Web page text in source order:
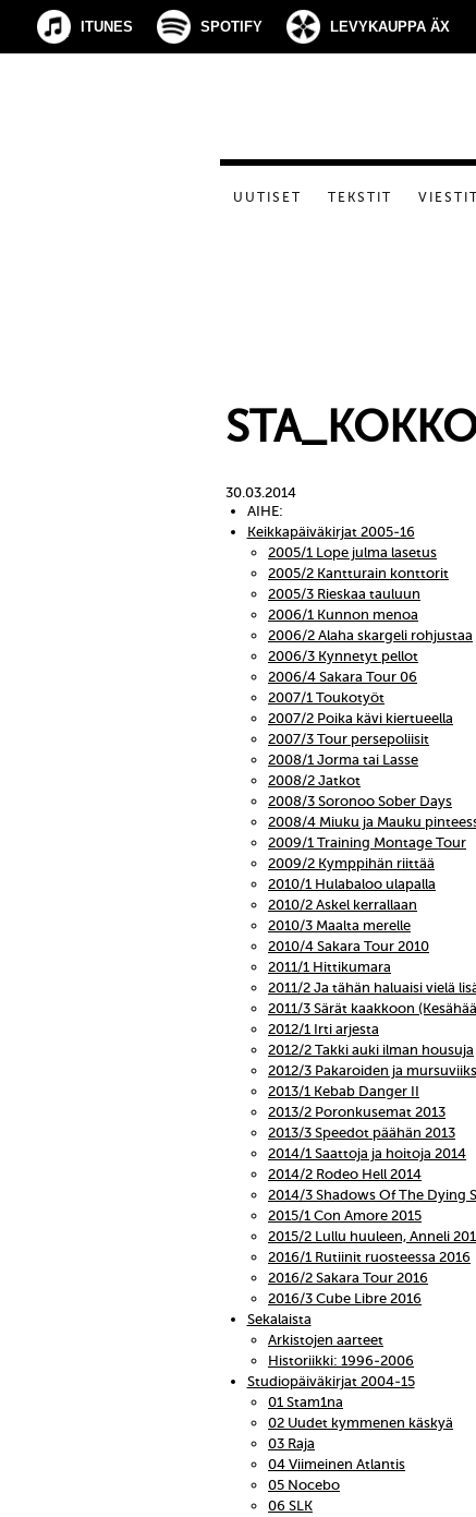
ITUNES SPOTIFY LEVYKAUPPA ÄX
UUTISET TEKSTIT VIESTIT
30.03.2014
AIHE:
Keikkapäiväkirjat 2005-16
2005/1 Lope julma lasetus
2005/2 Kantturain konttorit
2005/3 Rieskaa tauluun
2006/1 Kunnon menoa
2006/2 Alaha skargeli rohjustaa
2006/3 Kynnetyt pellot
2006/4 Sakara Tour 06
2007/1 Toukotyöt
2007/2 Poika kävi kiertueella
2007/3 Tour persepoliisit
2008/1 Jorma tai Lasse
2008/2 Jatkot
2008/3 Soronoo Sober Days
2008/4 Miuku ja Mauku
2009/1 Training Montage Tour
2009/2 Kymppihän riittää
2010/1 Hulabaloo ulapalla
2010/2 Askel kerrallaan
2010/3 Maalta merelle
2010/4 Sakara Tour 2010
2011/1 Hittikumara
2011/2 Ja tähän haluaisi vielä
2011/3 Särät kaakkoon
2012/1 Irti arjesta
2012/2 Takki auki ilman housuja
2012/3 Pakaroiden ja
2013/1 Kebab Danger II
2013/2 Poronkusemat 2013
2013/3 Speedot päähän 2013
2014/1 Saattoja ja hoitoja 2014
2014/2 Rodeo Hell 2014
2014/3 Shadows Of The Dying
2015/1 Con Amore 2015
2015/2 Lullu huuleen, Anneli
2016/1 Rutiinit ruosteessa 2016
2016/2 Sakara Tour 2016
2016/3 Cube Libre 2016
Sekalaista
Arkistojen aarteet
Historiikki: 1996-2006
Studiopäiväkirjat 2004-15
01 Stam1na
02 Uudet kymmenen käskyä
03 Raja
04 Viimeinen Atlantis
05 Nocebo
06 SLK